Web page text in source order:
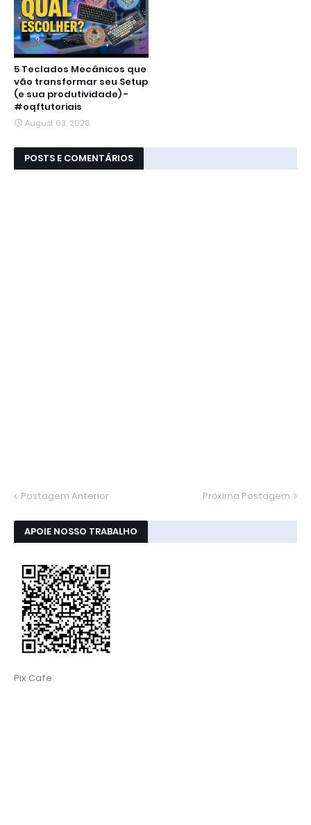
5 Teclados Mecânicos que
vão transformar seu Setup
(e sua produtividade) -
#oqftutoriais
August 03, 2026
POSTS E COMENTÁRIOS
Postagem Anterior Próxima Postagem
APOIE NOSSO TRABALHO
Pix Cafe